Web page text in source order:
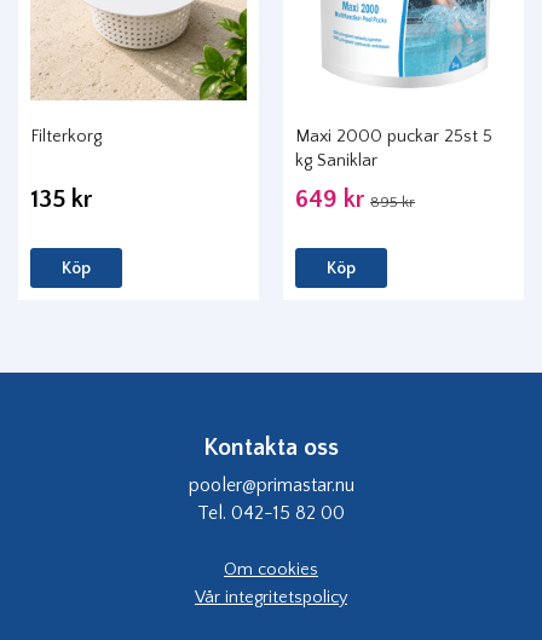
Filterkorg
135 kr
Köp
Maxi 2000 puckar 25st 5
kg Saniklar
649 kr 895 kr
Köp
Kontakta oss
pooler@primastar.nu
Tel. 042-15 82 00
Om cookies
Vår integritetspolicy